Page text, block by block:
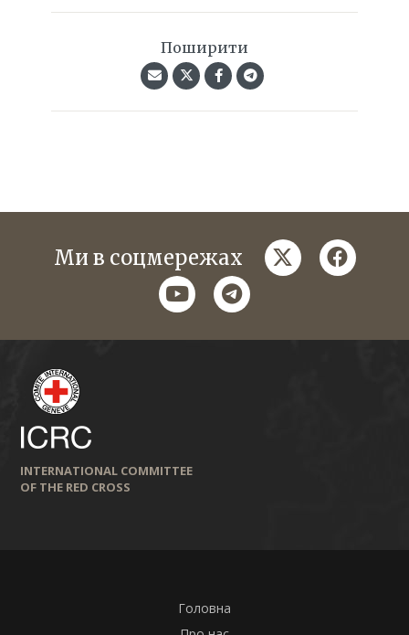
Поширити
Ми в соцмережах twitter
youtubetelegram
INTERNATIONAL COMMITTEE
OF THE RED CROSS
Головна